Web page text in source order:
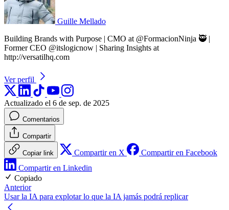
Guille Mellado
Building Brands with Purpose | CMO at @FormacionNinja 🥷 |
Former CEO @itslogicnow | Sharing Insights at
http://versatilhq.com
Ver perfil
Actualizado el 6 de sep. de 2025
Comentarios
Compartir
Copiar link Compartir en X
Compartir en Facebook
Compartir en Linkedin
Copiado
Anterior
Usar la IA para explotar lo que la IA jamás podrá replicar